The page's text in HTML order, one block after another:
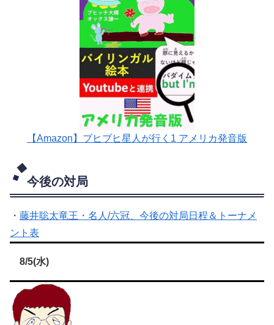
【Amazon】ブヒブヒ星人が行く1 アメリカ発音版
今後の対局
・ 藤井聡太竜王・名人/六冠、今後の対局日程＆トーナメ
ント表
8/5(水)